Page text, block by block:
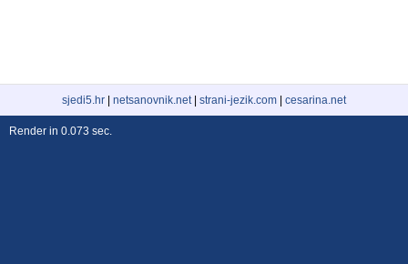
sjedi5.hr netsanovnik.net| strani-jezik.com cesarina.net
Render in 0.073 sec.